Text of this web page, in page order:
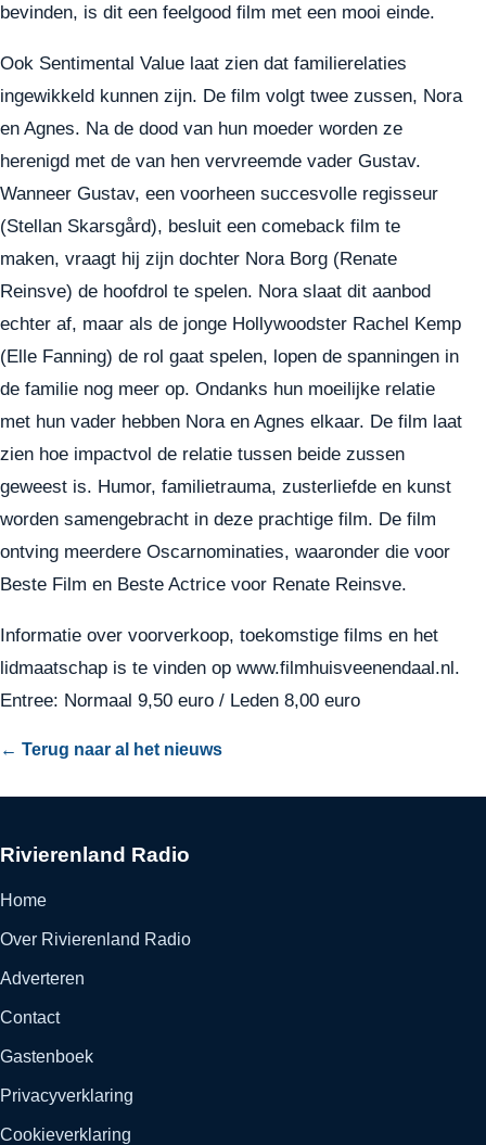
bevinden, is dit een feelgood film met een mooi einde.
Ook Sentimental Value laat zien dat familierelaties
ingewikkeld kunnen zijn. De film volgt twee zussen, Nora
en Agnes. Na de dood van hun moeder worden ze
herenigd met de van hen vervreemde vader Gustav.
Wanneer Gustav, een voorheen succesvolle regisseur
(Stellan Skarsgård), besluit een comeback film te
maken, vraagt hij zijn dochter Nora Borg (Renate
Reinsve) de hoofdrol te spelen. Nora slaat dit aanbod
echter af, maar als de jonge Hollywoodster Rachel Kemp
(Elle Fanning) de rol gaat spelen, lopen de spanningen in
de familie nog meer op. Ondanks hun moeilijke relatie
met hun vader hebben Nora en Agnes elkaar. De film laat
zien hoe impactvol de relatie tussen beide zussen
geweest is. Humor, familietrauma, zusterliefde en kunst
worden samengebracht in deze prachtige film. De film
ontving meerdere Oscarnominaties, waaronder die voor
Beste Film en Beste Actrice voor Renate Reinsve.
Informatie over voorverkoop, toekomstige films en het
lidmaatschap is te vinden op www.filmhuisveenendaal.nl.
Entree: Normaal 9,50 euro / Leden 8,00 euro
← Terug naar al het nieuws
Rivierenland Radio
Home
Over Rivierenland Radio
Adverteren
Contact
Gastenboek
Privacyverklaring
Cookieverklaring